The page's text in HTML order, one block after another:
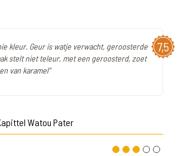
7,5
kleur. Geur is watje verwacht, geroosterde
stelt niet teleur, met een geroosterd, zoet
van karamel"
Watou Pater